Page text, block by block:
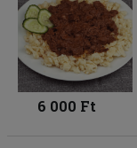
6 000 Ft